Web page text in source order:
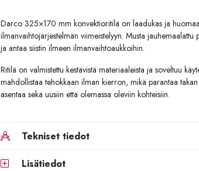
Darco 325×170 mm konvektioritilä on laadukas ja
ilmanvaihtojärjestelmän viimeistelyyn. Musta jauhemaalattu
ja antaa siistin ilmeen ilmanvaihtoaukkoihin.
Ritilä on valmistettu kestävistä materiaaleista ja soveltuu
mahdollistaa tehokkaan ilman kierron, mikä parantaa
asentaa sekä uusiin että olemassa oleviin kohteisiin.
Tekniset tiedot
Lisätiedot